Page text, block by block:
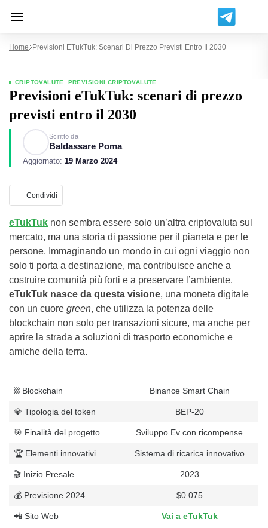
Home Previsioni ETukTuk: Scenari Di Prezzo Previsti Entro Il 2030
CRIPTOVALUTE PREVISIONI CRIPTOVALUTE
Previsioni eTukTuk: scenari di prezzo
previsti entro il 2030
Scritto da
Baldassare Poma
Aggiornato: 19 Marzo 2024
Condividi
eTukTuk non sembra essere solo un’altra criptovaluta sul
mercato, ma una storia di passione per il pianeta e per le
persone. Immaginando un mondo in cui ogni viaggio non
solo ti porta a destinazione, ma contribuisce anche a
costruire comunità più forti e a preservare l’ambiente.
eTukTuk nasce da questa visione, una moneta digitale
con un cuore green, che utilizza la potenza delle
blockchain non solo per transazioni sicure, ma anche per
aprire la strada a soluzioni di trasporto economiche e
amiche della terra.
⛓ Blockchain Binance Smart Chain
💎 Tipologia del token BEP-20
🎯 Finalità del progetto Sviluppo Ev con ricompense
🏆 Elementi innovativi Sistema di ricarica innovativo
🎬 Inizio Presale 2023
💰 Previsione 2024 $0.075
📲 Sito Web Vai a eTukTuk